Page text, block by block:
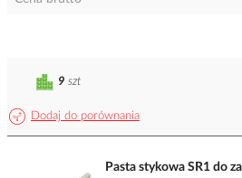
Dodaj do porównania
9 szt
Pasta stykowa SR1 do